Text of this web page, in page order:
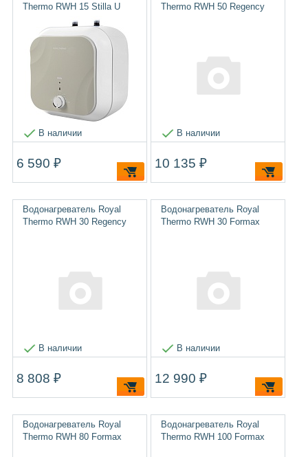
Thermo RWH 15 Stilla U
В наличии
6 590 ₽
Thermo RWH 50 Regency
В наличии
10 135 ₽
Водонагреватель Royal
Thermo RWH 30 Regency
В наличии
8 808 ₽
Водонагреватель Royal
Thermo RWH 30 Formax
В наличии
12 990 ₽
Водонагреватель Royal
Thermo RWH 80 Formax
Водонагреватель Royal
Thermo RWH 100 Formax